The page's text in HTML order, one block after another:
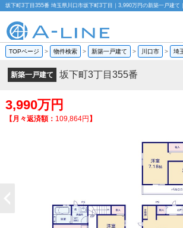
TOPページ > 物件検索 > 新築一戸建て > 川口市 > 埼
新築一戸建て 坂下町3丁目355番
3,990万円
【月々返済額： 109,864円】